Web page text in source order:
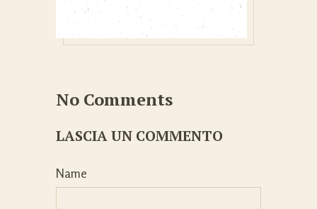
No Comments
LASCIA UN COMMENTO
Name